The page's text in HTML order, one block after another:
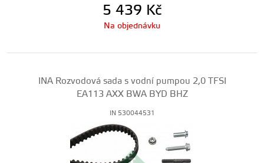
5 439 Kč
Na objednávku
INA Rozvodová sada s vodní pumpou 2,0 TFSI
EA113 AXX BWA BYD BHZ
IN 530044531